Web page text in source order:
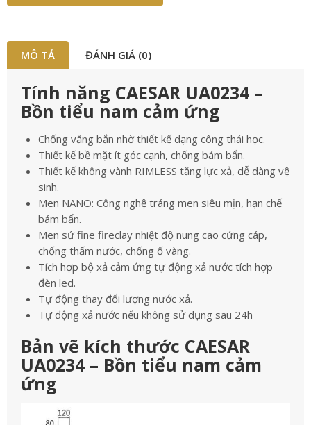
MÔ TẢ ĐÁNH GIÁ (0)
Tính năng CAESAR UA0234 –
Bồn tiểu nam cảm ứng
Chống văng bắn nhờ thiết kế dạng công thái học.
Thiết kế bề mặt ít góc cạnh, chống bám bẩn.
Thiết kế không vành RIMLESS tăng lực xả, dễ dàng vệ
sinh.
Men NANO: Công nghệ tráng men siêu mịn, hạn chế
bám bẩn.
Men sứ fine fireclay nhiệt độ nung cao cứng cáp,
chống thấm nước, chống ố vàng.
Tích hợp bộ xả cảm ứng tự động xả nước tích hợp
đèn led.
Tự động thay đổi lượng nước xả.
Tự động xả nước nếu không sử dụng sau 24h
Bản vẽ kích thước CAESAR
UA0234 – Bồn tiểu nam cảm
ứng